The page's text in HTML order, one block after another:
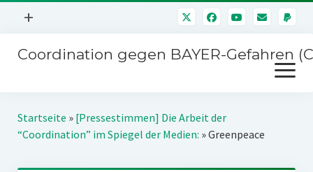
Menü
+
Mitmachen
Über uns
Coordination gegen BAYER-Gefahren
Menü
öffnen
Kampagnen
Startseite » [Pressestimmen] Die Arbeit der
“Coordination” im Spiegel der Medien: »Greenpeace